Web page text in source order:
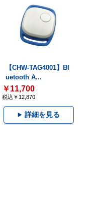
【CHW-TAG4001】Bl
uetooth A...
￥11,700
税込￥12,870
詳細を見る